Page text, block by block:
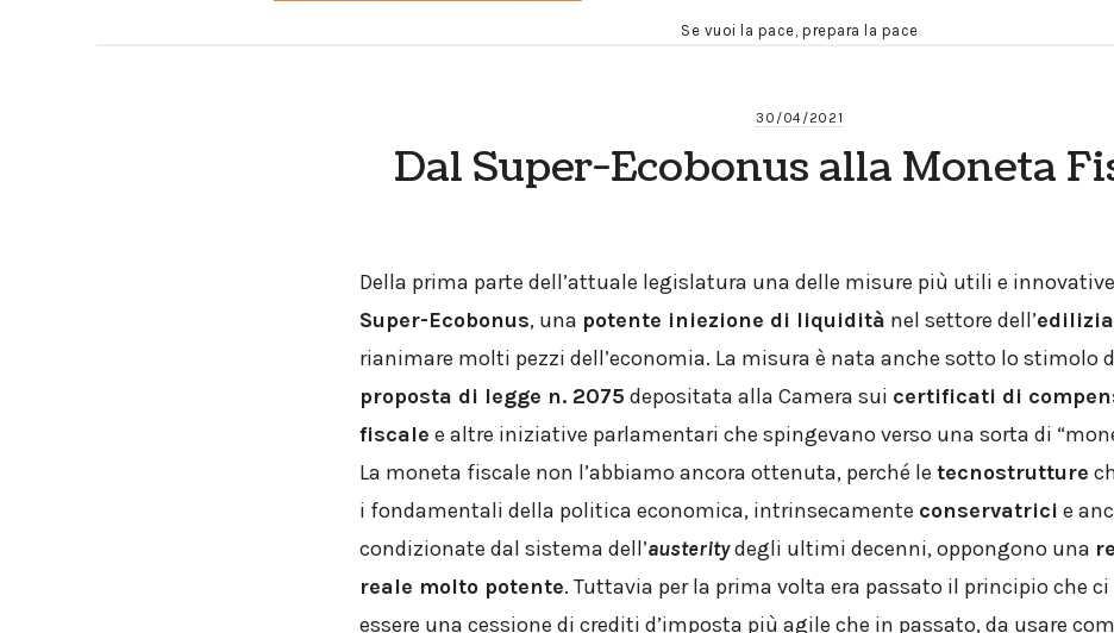
Se vuoi la pace, prepara la pace
30/04/2021
Dal Super-Ecobonus alla Moneta
Della prima parte dell’attuale legislatura una delle misure più utili e
Super-Ecobonus, una potente iniezione di liquidità nel settore dell’edilizia
rianimare molti pezzi dell’economia. La misura è nata anche sotto lo stimolo
proposta di legge n. 2075 depositata alla Camera sui certificati di
fiscale e altre iniziative parlamentari che spingevano verso una sorta di
La moneta fiscale non l’abbiamo ancora ottenuta, perché le tecnostrutture
i fondamentali della politica economica, intrinsecamente conservatrici e
condizionate dal sistema dell’austeritydegli ultimi decenni, oppongono una
reale molto potente. Tuttavia per la prima volta era passato il principio che ci
essere una cessione di crediti d’imposta più agile che in passato, da usare